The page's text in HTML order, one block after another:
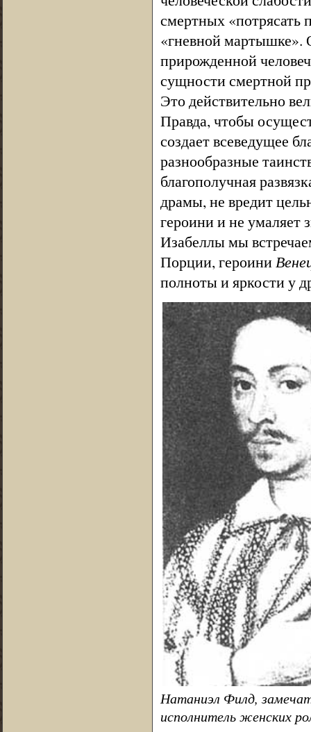
смертных «потрясать
«гневной мартышке».
прирожденной
сущности смертной
Это действительно
Правда, чтобы
создает всеведущее
разнообразные
благополучная
драмы, не вредит
героини и не умаляет
Изабеллы мы
Порции, героини
полноты и яркости у
Натаниэл Филд,
исполнитель женских